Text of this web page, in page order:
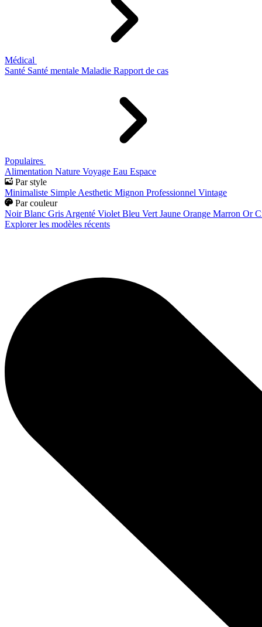
Médical
Santé Santé mentale Maladie Rapport de cas
Populaires
Alimentation Nature Voyage Eau Espace
Par style
Minimaliste Simple Aesthetic Mignon Professionnel Vintage
Par couleur
Noir Blanc Gris Argenté Violet Bleu Vert Jaune Orange Marron Or
Explorer les modèles récents